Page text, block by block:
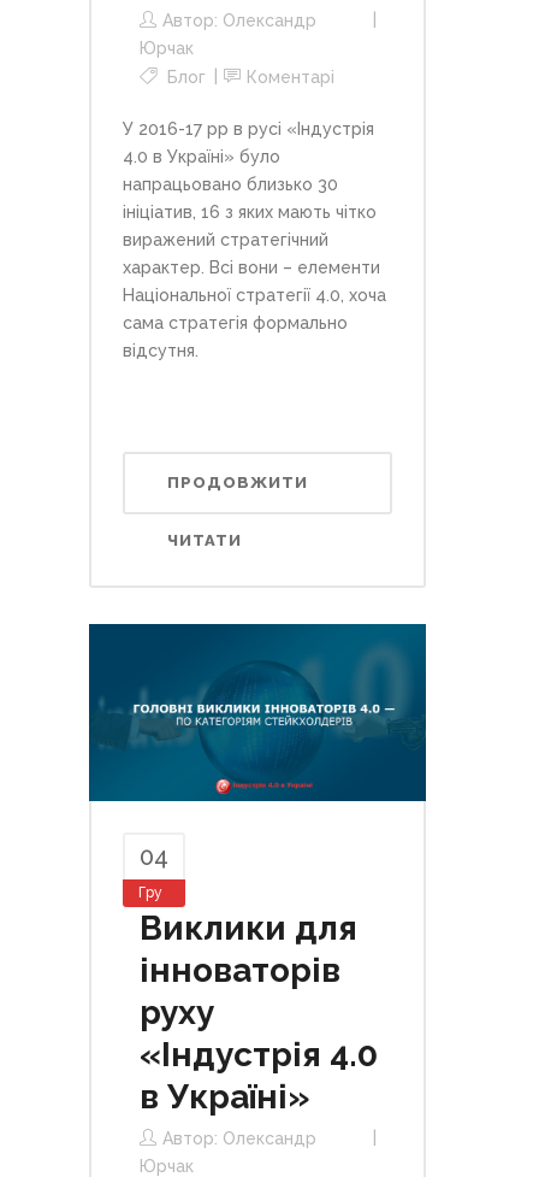
Автор: Олександр
Юрчак
Блог
Коментарі
У 2016-17 рр в русі «Індустрія
4.0 в Україні» було
напрацьовано близько 30
ініціатив, 16 з яких мають чітко
виражений стратегічний
характер. Всі вони – елементи
Національної стратегії 4.0, хоча
сама стратегія формально
відсутня.
ПРОДОВЖИТИ
ЧИТАТИ
04
Гру
Виклики для
інноваторів
руху
«Індустрія 4.0
в Україні»
Автор: Олександр
Юрчак